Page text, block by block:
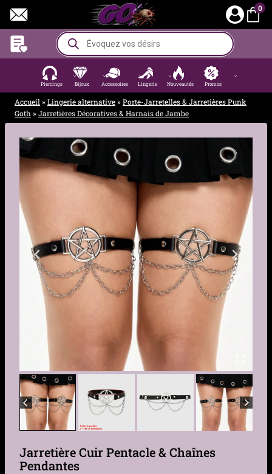
contenu
0
Recherche
de
produits
Piercings Bijoux Accessoires Lingerie Nouveautés Promos
Accueil » Lingerie alternative» Porte-Jarretelles & Jarretières Punk
Goth » Jarretières Décoratives & Harnais de Jambe
Jarretière Cuir Pentacle & Chaînes
Pendantes